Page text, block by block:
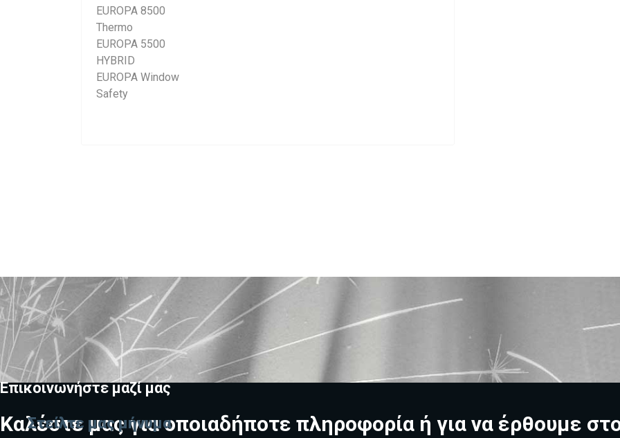
EUROPA 8500
Thermo
EUROPA 5500
HYBRID
EUROPA Window
Safety
Επικοινωνήστε μαζί μας
Καλέστε μας για οποιαδήποτε πληροφορία ή για να έρθουμε
Στείλτε μας μήνυμα